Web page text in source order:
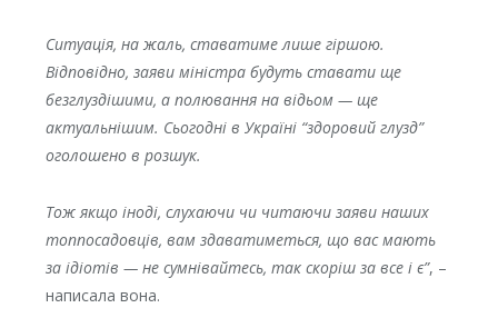
Ситуація, на жаль, ставатиме лише гіршою.
Відповідно, заяви міністра будуть ставати ще
безглуздішими, а полювання на відьом — ще
актуальнішим. Сьогодні в Україні “здоровий глузд”
оголошено в розшук.
Тож якщо іноді, слухаючи чи читаючи заяви наших
топпосадовців, вам здаватиметься, що вас мають
за ідіотів — не сумнівайтесь, так скоріш за все і є”, –
написала вона.